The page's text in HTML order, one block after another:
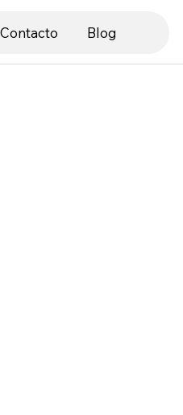
Contacto Blog